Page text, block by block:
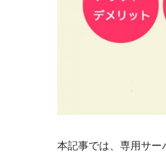
本記事では、専用サー